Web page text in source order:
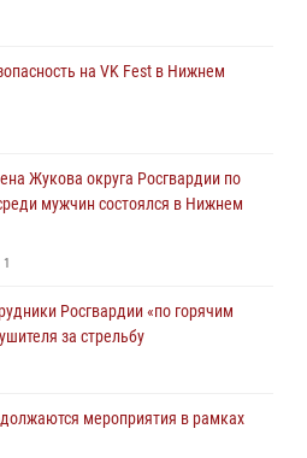
за прошедшую неделю выезжали
краж в Нижнем Новгороде
на VK Fest в Нижнем
Жукова округа Росгвардии по
мужчин состоялся в Нижнем
1
Росгвардии «по горячим
за стрельбу
мероприятия в рамках